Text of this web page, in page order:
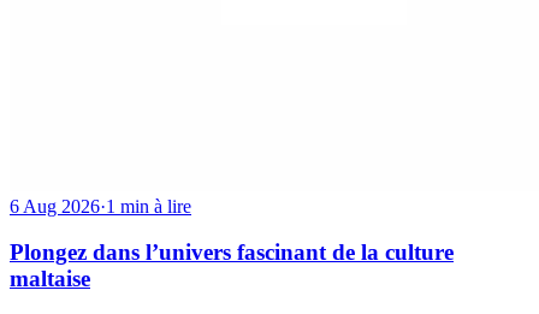
6 Aug 2026·1 min à lire
Plongez dans l’univers fascinant de la culture
maltaise